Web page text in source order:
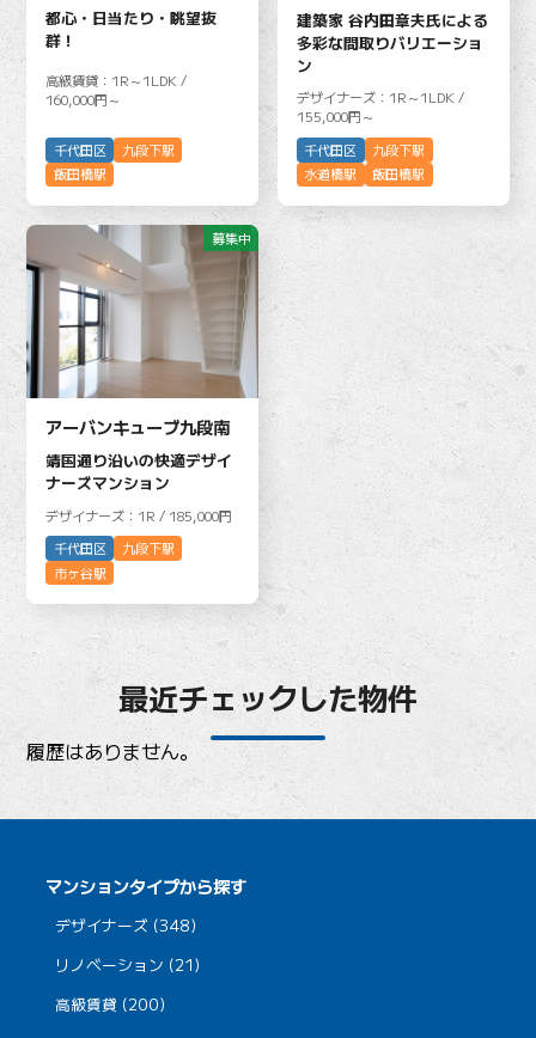
都心・日当たり・眺望抜
群！
高級賃貸：1R～1LDK /
160,000円～
千代田区
九段下駅
飯田橋駅
建築家 谷内田章夫氏による
多彩な間取りバリエーショ
ン
デザイナーズ：1R～1LDK /
155,000円～
千代田区
九段下駅
水道橋駅
飯田橋駅
アーバンキューブ九段南
靖国通り沿いの快適デザイ
ナーズマンション
デザイナーズ：1R / 185,000円
千代田区
九段下駅
市ヶ谷駅
募集中
最近チェックした物件
履歴はありません。
マンションタイプから探す
デザイナーズ (348)
リノベーション (21)
高級賃貸 (200)